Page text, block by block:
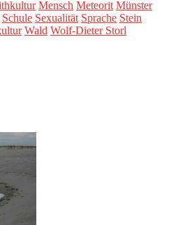
Mensch Meteorit Münster
Schule Sexualität Sprache Stein
Wald Wolf-Dieter Storl